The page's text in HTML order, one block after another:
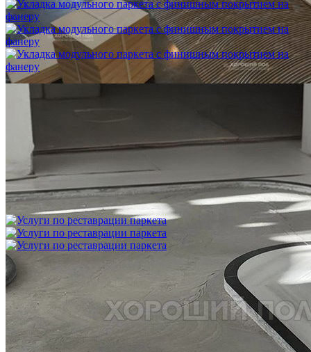
Укладка модульного паркета с финишным покрытием на
фанеру